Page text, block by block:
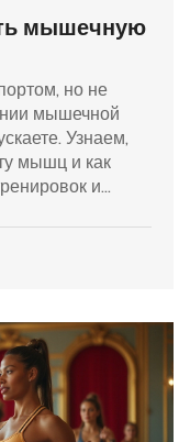
мышечную
но не
мышечной
Узнаем,
мышц и как
и
вам достичь